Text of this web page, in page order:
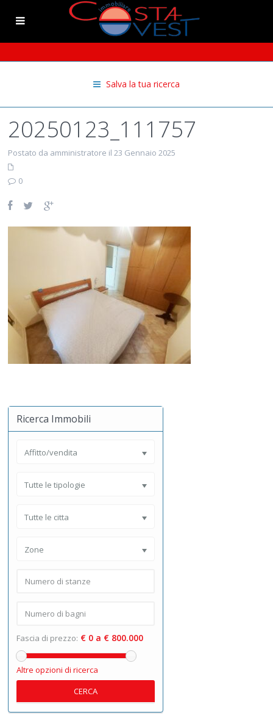
Salva la tua ricerca
20250123_111757
Postato da amministratore il 23 Gennaio 2025
0
Ricerca Immobili
Affitto/vendita
Tutte le tipologie
Tutte le citta
Zone
Fascia di prezzo: € 0 a € 800.000
Altre opzioni di ricerca
CERCA